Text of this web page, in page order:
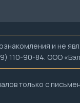
и не
110-90-84. ООО
только с